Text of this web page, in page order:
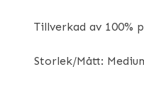
Tillverkad av 100%
Storlek/Mått: